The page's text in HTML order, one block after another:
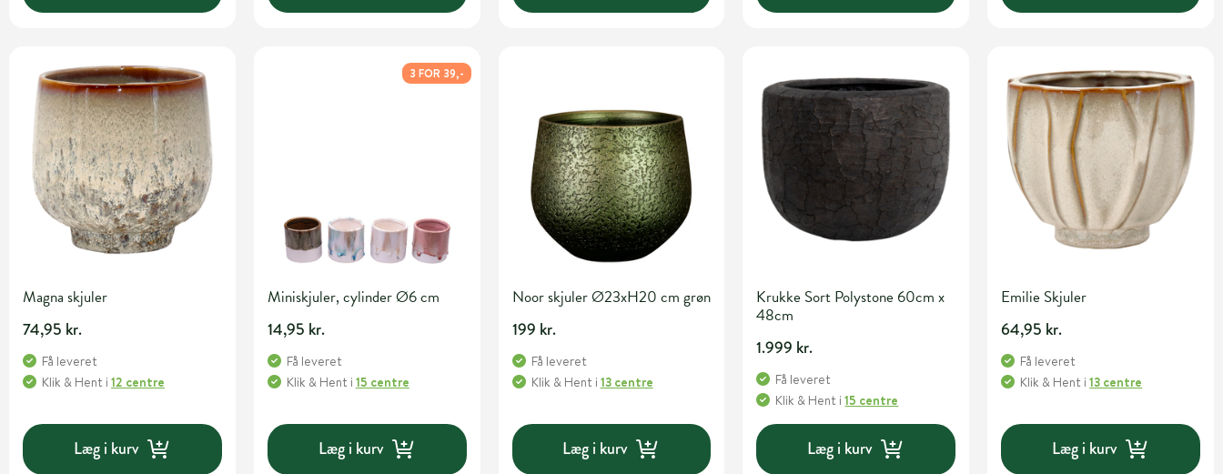
Magna skjuler
74,95 kr.
Få leveret
Klik & Hent i 12 centre
Læg i kurv
3 FOR 39,-
Miniskjuler, cylinder Ø6 cm
14,95 kr.
Få leveret
Klik & Hent i 15 centre
Læg i kurv
Noor skjuler Ø23xH20 cm grøn
199 kr.
Få leveret
Klik & Hent i 13 centre
Læg i kurv
Krukke Sort Polystone 60cm x
48cm
1.999 kr.
Få leveret
Klik & Hent i15 centre
Læg i kurv
Emilie Skjuler
64,95 kr.
Få leveret
Klik & Hent i13 centre
Læg i kurv